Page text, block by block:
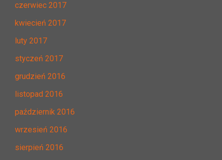
czerwiec 2017
kwiecień 2017
luty 2017
styczeń 2017
grudzień 2016
listopad 2016
październik 2016
wrzesień 2016
sierpień 2016